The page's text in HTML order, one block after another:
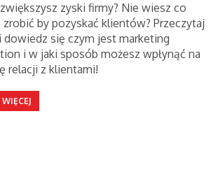
zyski firmy? Nie wiesz co
zrobić by pozyskać klientów? Przeczytaj
dowiedz się czym jest marketing
i w jaki sposób możesz wpłynąć na
relacji z klientami!